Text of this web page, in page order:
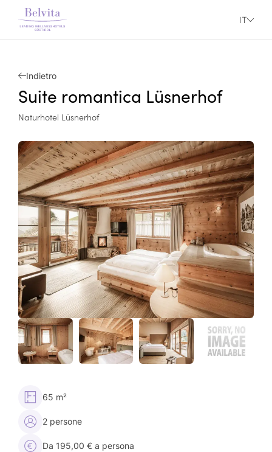
IT
Indietro
Suite romantica Lüsnerhof
Naturhotel Lüsnerhof
65 m²
2 persone
Da 195,00 € a persona